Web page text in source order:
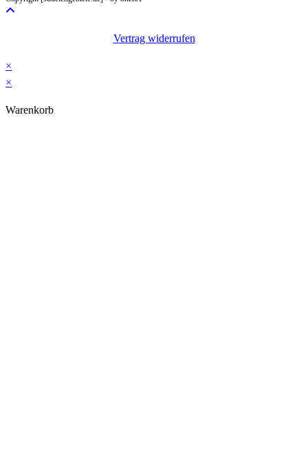
Vertrag widerrufen
×
×
Warenkorb